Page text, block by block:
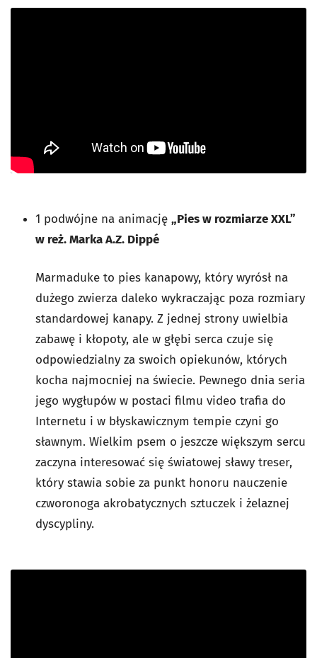
1 podwójne na animację „Pies w rozmiarze XXL”
w reż. Marka A.Z. Dippé
Marmaduke to pies kanapowy, który wyrósł na
dużego zwierza daleko wykraczając poza rozmiary
standardowej kanapy. Z jednej strony uwielbia
zabawę i kłopoty, ale w głębi serca czuje się
odpowiedzialny za swoich opiekunów, których
kocha najmocniej na świecie. Pewnego dnia seria
jego wygłupów w postaci filmu video trafia do
Internetu i w błyskawicznym tempie czyni go
sławnym. Wielkim psem o jeszcze większym sercu
zaczyna interesować się światowej sławy treser,
który stawia sobie za punkt honoru nauczenie
czworonoga akrobatycznych sztuczek i żelaznej
dyscypliny.